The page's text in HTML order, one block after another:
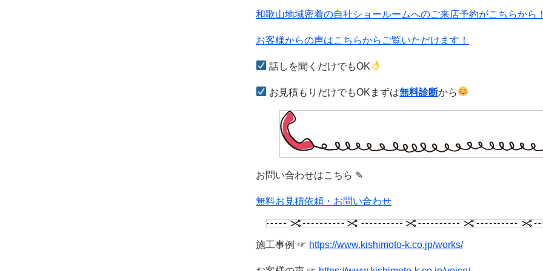
和歌山地域密着の自社ショールームへのご来店予約がこちらから
お客様からの声はこちらからご覧いただけます！
話しを聞くだけでもOK
お見積もりだけでもOKまずは無料診断から
お問い合わせはこちら ✎
無料お見積依頼・お問い合わせ
施工事例 ☞ https://www.kishimoto-k.co.jp/works/